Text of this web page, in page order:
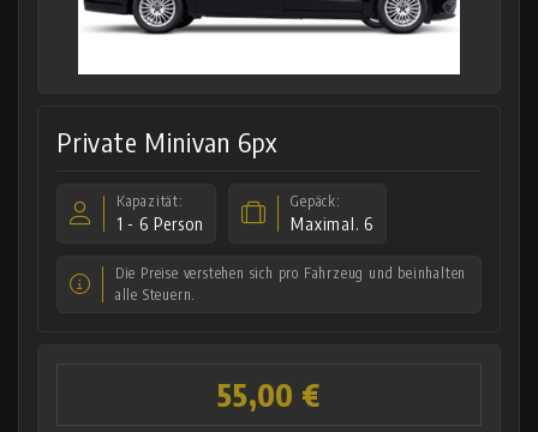
Private Minivan 6px
Kapazität:
1 - 6 Person
Gepäck:
Maximal. 6
Die Preise verstehen sich pro Fahrzeug und beinhalten
alle Steuern.
55,00 €